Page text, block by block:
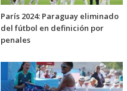
París 2024: Paraguay eliminado
del fútbol en definición por
penales